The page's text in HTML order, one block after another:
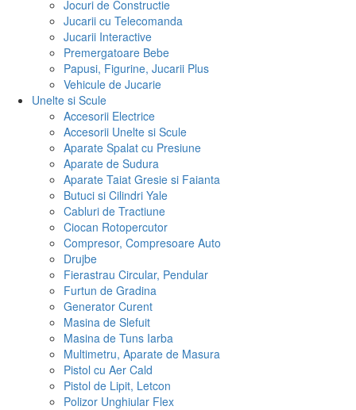
Jocuri de Constructie
Jucarii cu Telecomanda
Jucarii Interactive
Premergatoare Bebe
Papusi, Figurine, Jucarii Plus
Vehicule de Jucarie
Unelte si Scule
Accesorii Electrice
Accesorii Unelte si Scule
Aparate Spalat cu Presiune
Aparate de Sudura
Aparate Taiat Gresie si Faianta
Butuci si Cilindri Yale
Cabluri de Tractiune
Ciocan Rotopercutor
Compresor, Compresoare Auto
Drujbe
Fierastrau Circular, Pendular
Furtun de Gradina
Generator Curent
Masina de Slefuit
Masina de Tuns Iarba
Multimetru, Aparate de Masura
Pistol cu Aer Cald
Pistol de Lipit, Letcon
Polizor Unghiular Flex